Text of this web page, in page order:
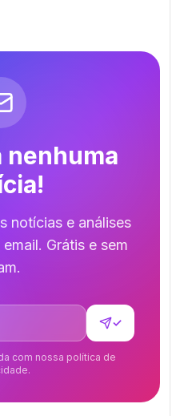
nenhuma
notícias e análises
Grátis e sem
✓
com nossa política de